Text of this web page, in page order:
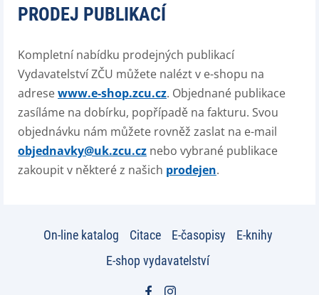
PRODEJ PUBLIKACÍ
Kompletní nabídku prodejných publikací
Vydavatelství ZČU můžete nalézt v e-shopu na
adresewww.e-shop.zcu.cz. Objednané publikace
zasíláme na dobírku, popřípadě na fakturu. Svou
objednávku nám můžete rovněž zaslat na e-mail
objednavky@uk.zcu.cz nebo vybrané publikace
zakoupit v některé z našich prodejen.
On-line katalog Citace E-časopisy
E-knihy
E-shop vydavatelství